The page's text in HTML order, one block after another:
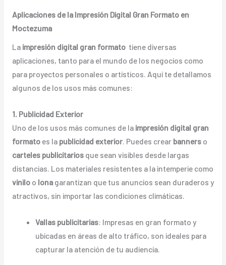
Aplicaciones de la Impresión Digital Gran Formato en
Moctezuma
La impresión digital gran formatotiene diversas
aplicaciones, tanto para el mundo de los negocios como
para proyectos personales o artísticos. Aquí te detallamos
algunos de los usos más comunes:
1. Publicidad Exterior
Uno de los usos más comunes de la impresión digital gran
formatoes la publicidad exterior. Puedes crear bannerso
carteles publicitariosque sean visibles desde largas
distancias. Los materiales resistentes a la intemperie como
viniloo lonagarantizan que tus anuncios sean duraderos y
atractivos, sin importar las condiciones climáticas.
Vallas publicitarias: Impresas en gran formato y
ubicadas en áreas de alto tráfico, son ideales para
capturar la atención de tu audiencia.